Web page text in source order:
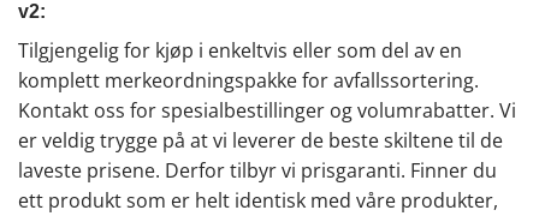
v2:
Tilgjengelig for kjøp i enkeltvis eller som del av en
komplett merkeordningspakke for avfallssortering.
Kontakt oss for spesialbestillinger og volumrabatter. Vi
er veldig trygge på at vi leverer de beste skiltene til de
laveste prisene. Derfor tilbyr vi prisgaranti. Finner du
ett produkt som er helt identisk med våre produkter,